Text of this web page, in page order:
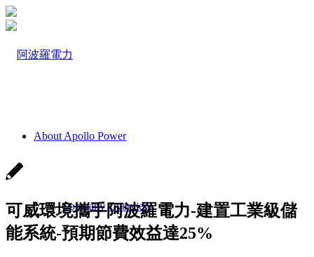
About Apollo Power
Company Overview
可威環境攜手阿波羅電力-建置工業級儲
能系統-預期節費效益達25%